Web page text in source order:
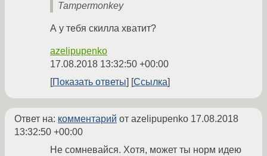
Tampermonkey
А у тебя скилла хватит?
azelipupenko
17.08.2018 13:32:50 +00:00
Показать ответы
Ссылка
Ответ на: комментарий от azelipupenko 17.08.2018
13:32:50 +00:00
Не сомневайся. Хотя, может ты норм идею